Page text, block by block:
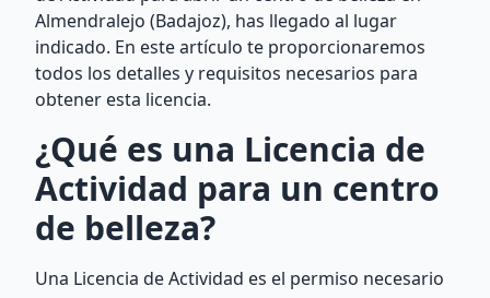
Almendralejo (Badajoz), has llegado al lugar
indicado. En este artículo te proporcionaremos
todos los detalles y requisitos necesarios para
obtener esta licencia.
¿Qué es una Licencia de
Actividad para un centro
de belleza?
Una Licencia de Actividad es el permiso necesario